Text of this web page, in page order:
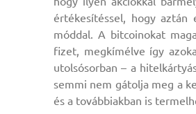
értékesítéssel, hogy aztán
móddal. A bitcoinokat
fizet, megkímélve így
utolsósorban – a
semmi nem gátolja meg a
és a továbbiakban is